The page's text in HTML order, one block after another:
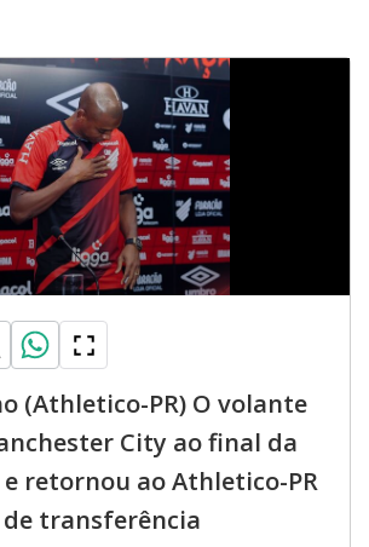
(Athletico-PR) O volante
City ao final da
retornou ao Athletico-PR
transferência